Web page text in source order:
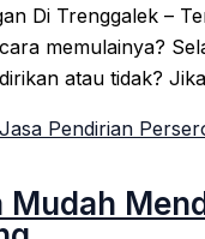
Di Trenggalek –
memulainya?
atau tidak?
Pendirian
Mudah